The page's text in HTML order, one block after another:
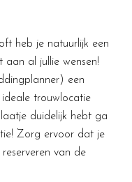
heb je natuurlijk een
al jullie wensen!
een
trouwlocatie
duidelijk hebt ga
Zorg ervoor dat je
van de